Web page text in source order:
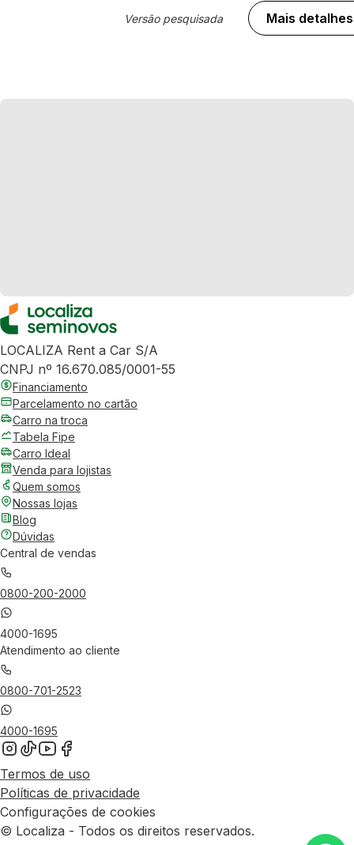
Versão pesquisada Mais detalhes
LOCALIZA Rent a Car S/A
CNPJ nº 16.670.085/0001-55
Financiamento
Parcelamento no cartão
Carro na troca
Tabela Fipe
Carro Ideal
Venda para lojistas
Quem somos
Nossas lojas
Blog
Dúvidas
Central de vendas
0800-200-2000
4000-1695
Atendimento ao cliente
0800-701-2523
4000-1695
Termos de uso
Políticas de privacidade
Configurações de cookies
© Localiza - Todos os direitos reservados.